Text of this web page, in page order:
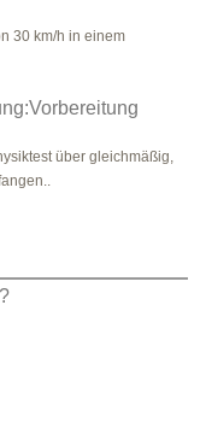
30 km/h in einem
über gleichmäßig,